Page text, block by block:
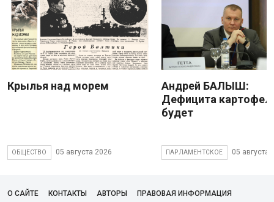
Крылья над морем
ОБЩЕСТВО 05 августа 2026
Андрей БАЛЫШ:
Дефицита
будет
ПАРЛАМЕНТСКОЕ 05 августа
О САЙТЕ КОНТАКТЫ АВТОРЫ ПРАВОВАЯ ИНФОРМАЦИЯ